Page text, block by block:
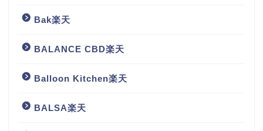
Bak楽天
BALANCE CBD楽天
Balloon Kitchen楽天
BALSA楽天